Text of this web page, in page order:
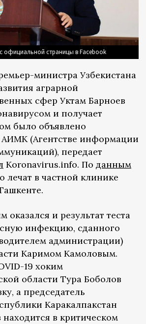
официальной страницы в Facebook
министра Узбекистана
аграрной
сфер Уктам Барноев
и получает
было объявлено
(Агентстве информации
передает
Koronavirus.info. По данным
лечат в частной клинике
и результат теста
инфекцию, сданного
администрации)
Каримом Камоловым.
19 хоким
области Тура Боболов
а председатель
Каракалпакстан
в критическом